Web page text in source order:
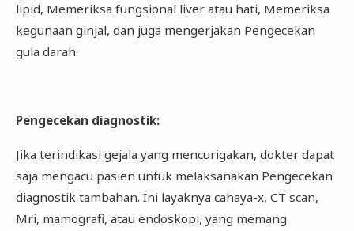
lipid, Memeriksa fungsional liver atau hati, Memeriksa
kegunaan ginjal, dan juga mengerjakan Pengecekan
gula darah.
Pengecekan diagnostik:
Jika terindikasi gejala yang mencurigakan, dokter dapat
saja mengacu pasien untuk melaksanakan Pengecekan
diagnostik tambahan. Ini layaknya cahaya-x, CT scan,
Mri, mamografi, atau endoskopi, yang memang